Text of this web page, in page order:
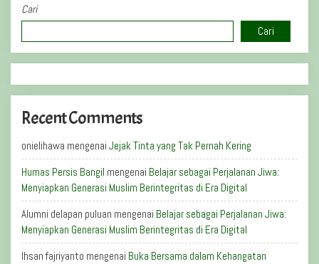
Cari
Cari
Recent Comments
onielihawa mengenai Jejak Tinta yang Tak Pernah Kering
Humas Persis Bangil mengenai Belajar sebagai Perjalanan Jiwa:
Menyiapkan Generasi Muslim Berintegritas di Era Digital
Alumni delapan puluan mengenai Belajar sebagai Perjalanan Jiwa:
Menyiapkan Generasi Muslim Berintegritas di Era Digital
Ihsan fajriyanto mengenai Buka Bersama dalam Kehangatan